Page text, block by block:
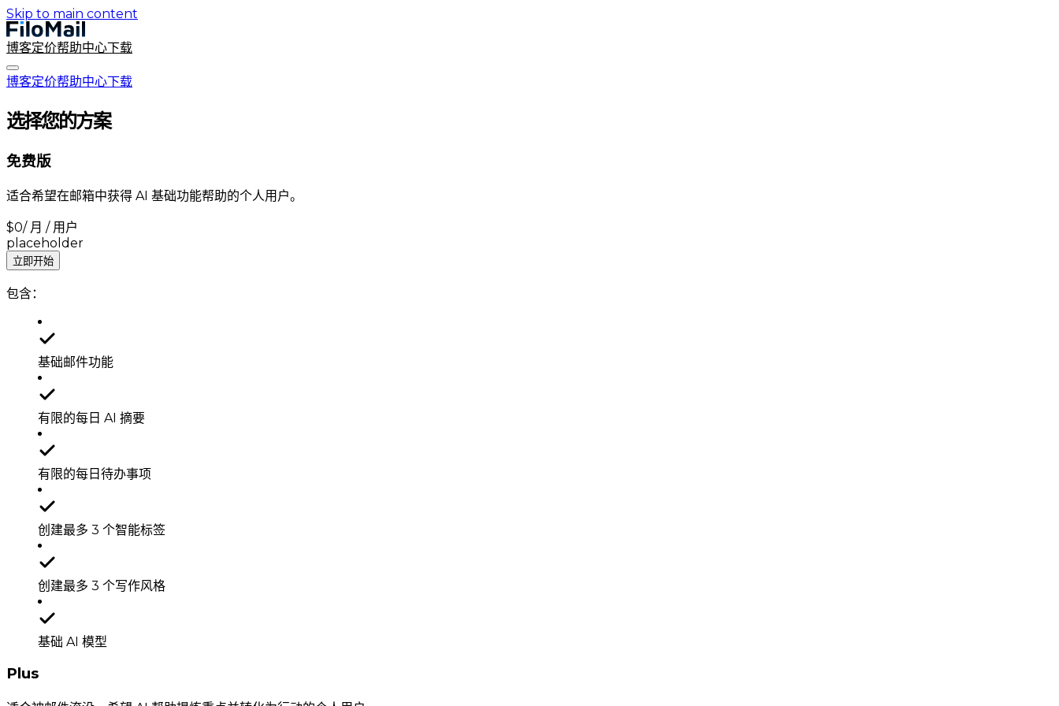
Skip to main content
博客定价帮助中心下载
博客定价帮助中心下载
选择您的方案
免费版
适合希望在邮箱中获得 AI 基础功能帮助的个人用户。
$0/ 月 / 用户
placeholder
立即开始
包含：
基础邮件功能
有限的每日 AI 摘要
有限的每日待办事项
创建最多 3 个智能标签
创建最多 3 个写作风格
基础 AI 模型
Plus